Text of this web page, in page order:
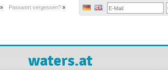
» Passwort vergessen? »
waters.at